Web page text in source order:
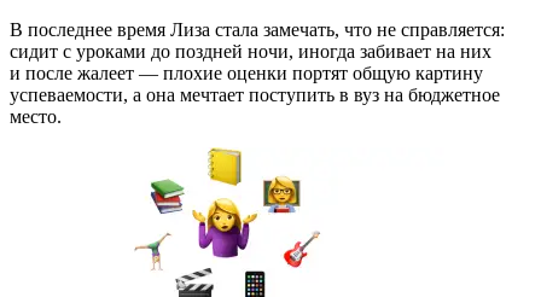
В последнее время Лиза стала замечать, что не справляется:
сидит с уроками до поздней ночи, иногда забивает на них
и после жалеет — плохие оценки портят общую картину
успеваемости, а она мечтает поступить в вуз на бюджетное
место.